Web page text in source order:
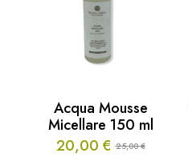
Acqua Mousse
Micellare 150 ml
25,00€
Il
20,00 €
Il